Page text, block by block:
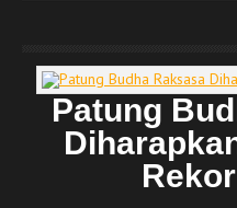
Patung